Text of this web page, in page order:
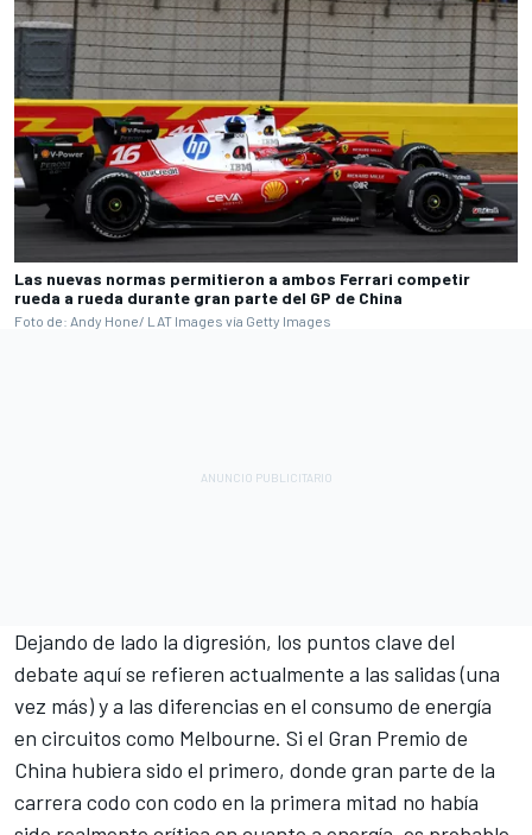
Las nuevas normas permitieron a ambos Ferrari competir
rueda a rueda durante gran parte del GP de China
Foto de: Andy Hone/ LAT Images vía Getty Images
Dejando de lado la digresión, los puntos clave del
debate aquí se refieren actualmente a las salidas (una
vez más) y a las diferencias en el consumo de energía
en circuitos como Melbourne. Si el Gran Premio de
China hubiera sido el primero, donde gran parte de la
carrera codo con codo en la primera mitad no había